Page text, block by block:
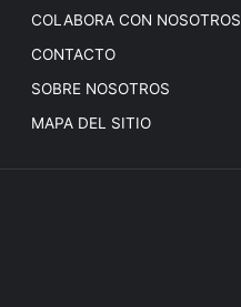
COLABORA CON NOSOTROS
CONTACTO
SOBRE NOSOTROS
MAPA DEL SITIO